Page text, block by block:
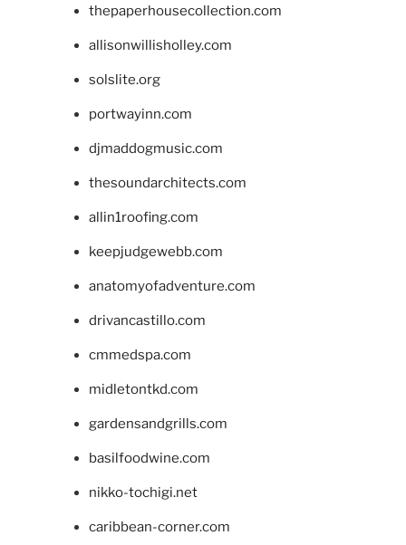
thepaperhousecollection.com
allisonwillisholley.com
solslite.org
portwayinn.com
djmaddogmusic.com
thesoundarchitects.com
allin1roofing.com
keepjudgewebb.com
anatomyofadventure.com
drivancastillo.com
cmmedspa.com
midletontkd.com
gardensandgrills.com
basilfoodwine.com
nikko-tochigi.net
caribbean-corner.com